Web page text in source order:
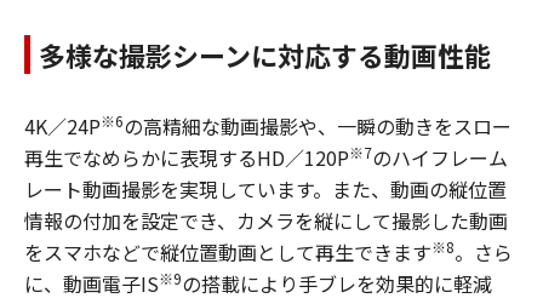
多様な撮影シーンに対応する動画性能
4K／24P※6の高精細な動画撮影や、一瞬の動きをスロー
再生でなめらかに表現するHD／120P※7のハイフレーム
レート動画撮影を実現しています。また、動画の縦位置
情報の付加を設定でき、カメラを縦にして撮影した動画
をスマホなどで縦位置動画として再生できます※8。さら
に、動画電子IS※9の搭載により手ブレを効果的に軽減